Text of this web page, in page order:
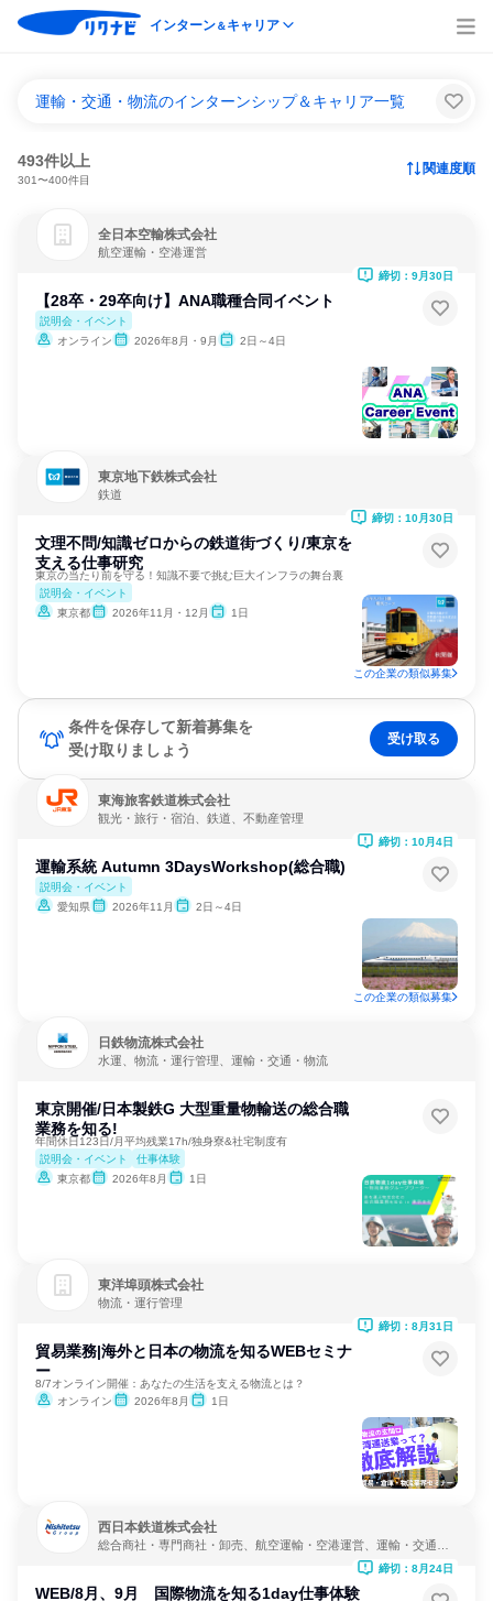
インターン＆キャリア
運輸・交通・物流のインターンシップ＆キャリア一覧
493件以上
301〜400件目
関連度順
全日本空輸株式会社
航空運輸・空港運営
【28卒・29卒向け】ANA職種合同イベント
説明会・イベント
オンライン
2026年8月・9月 2日～4日
締切：9月30日
東京地下鉄株式会社
鉄道
文理不問/知識ゼロからの鉄道街づくり/東京を
支える仕事研究
東京の当たり前を守る！知識不要で挑む巨大インフラの舞台裏
説明会・イベント
東京都
2026年11月・12月 1日
締切：10月30日
この企業の類似募集
条件を保存して新着募集を
受け取りましょう
受け取る
東海旅客鉄道株式会社
観光・旅行・宿泊、鉄道、不動産管理
運輸系統 Autumn 3DaysWorkshop(総合職)
説明会・イベント
愛知県
2026年11月 2日～4日
締切：10月4日
この企業の類似募集
日鉄物流株式会社
水運、物流・運行管理、運輸・交通・物流
東京開催/日本製鉄G 大型重量物輸送の総合職
業務を知る!
年間休日123日/月平均残業17h/独身寮&社宅制度有
説明会・イベント
仕事体験
東京都
2026年8月 1日
東洋埠頭株式会社
物流・運行管理
貿易業務|海外と日本の物流を知るWEBセミナ
ー
8/7オンライン開催：あなたの生活を支える物流とは？
オンライン
2026年8月 1日
締切：8月31日
西日本鉄道株式会社
総合商社・専門商社・卸売、航空運輸・空港運営、運輸・交通・
WEB/8月、9月 国際物流を知る1day仕事体験
締切：8月24日